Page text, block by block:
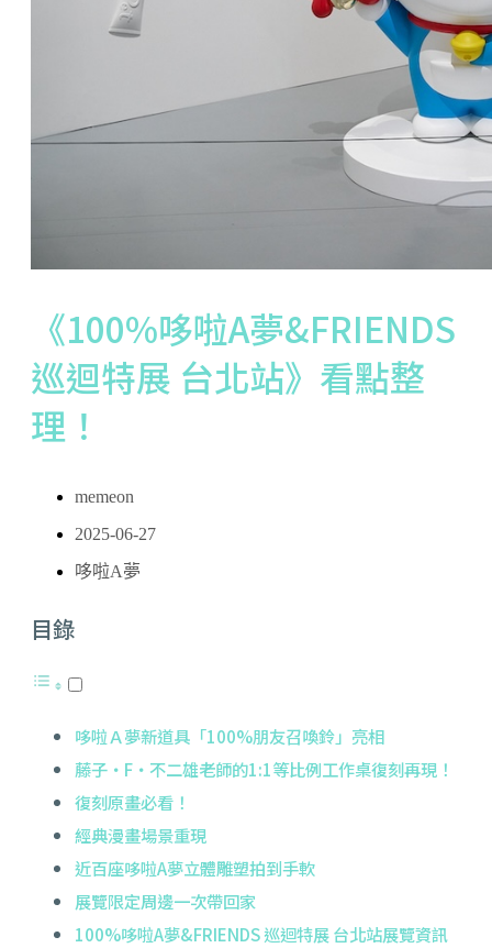
《100%哆啦A夢&FRIENDS
巡迴特展 台北站》看點整
理！
memeon
2025-06-27
哆啦A夢
目錄
哆啦Ａ夢新道具「100%朋友召喚鈴」亮相
藤子・F・不二雄老師的1:1等比例工作桌復刻再現！
復刻原畫必看！
經典漫畫場景重現
近百座哆啦A夢立體雕塑拍到手軟
展覽限定周邊一次帶回家
100%哆啦A夢&FRIENDS 巡迴特展 台北站展覽資訊